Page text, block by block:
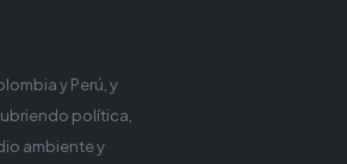
y Perú, y
política,
ambiente y